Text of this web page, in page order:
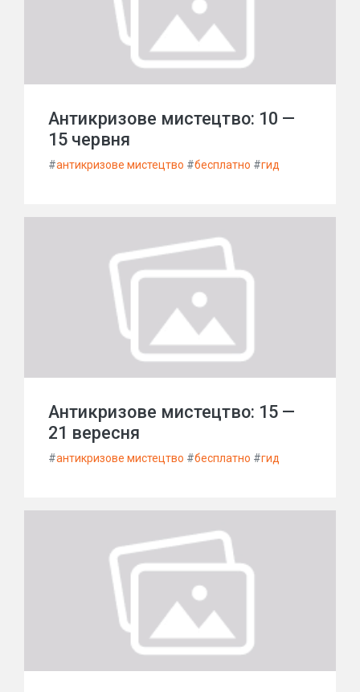
Антикризове мистецтво: 10 —
15 червня
#антикризове мистецтво #бесплатно #гид
Антикризове мистецтво: 15 —
21 вересня
#антикризове мистецтво #бесплатно #гид